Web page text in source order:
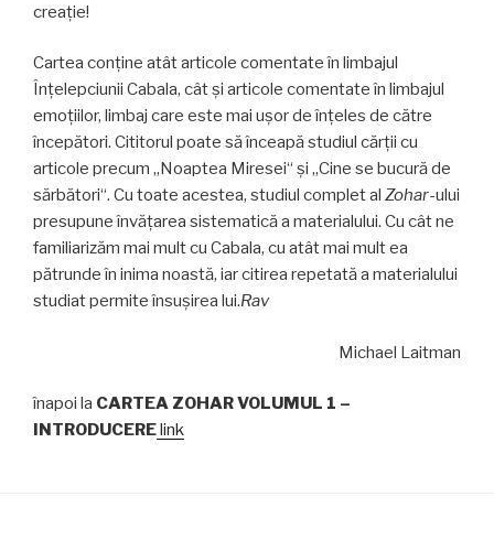
creaţie!
Cartea conţine atât articole comentate în limbajul
Înţelepciunii Cabala, cât şi articole comentate în limbajul
emoţiilor, limbaj care este mai uşor de înţeles de către
începători. Cititorul poate să înceapă studiul cărţii cu
articole precum „Noaptea Miresei“ şi „Cine se bucură de
sărbători“. Cu toate acestea, studiul complet al Zohar-ului
presupune învăţarea sistematică a materialului. Cu cât ne
familiarizăm mai mult cu Cabala, cu atât mai mult ea
pătrunde în inima noastă, iar citirea repetată a materialului
studiat permite însuşirea lui.Rav
Michael Laitman
înapoi la CARTEA ZOHAR VOLUMUL 1 –
INTRODUCERElink